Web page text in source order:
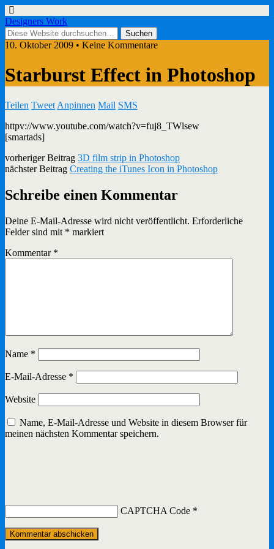
Designers Work
10. Oktober 2009 • Keine Kommentare
Starburst Effect in Photoshop
Teilen Tweet Anpinnen Mail SMS
httpv://www.youtube.com/watch?v=fuj8_TWlsew
[smartads]
vorheriger Beitrag 3D film strip in Photoshop
nächster Beitrag Creating the iTunes Icon in Photoshop
Schreibe einen Kommentar
Deine E-Mail-Adresse wird nicht veröffentlicht. Erforderliche
Felder sind mit * markiert
Kommentar *
Name *
E-Mail-Adresse *
Website
Name, E-Mail-Adresse und Website in diesem Browser für
meinen nächsten Kommentar speichern.
CAPTCHA Code *